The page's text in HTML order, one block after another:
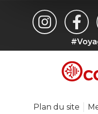
Plan du site